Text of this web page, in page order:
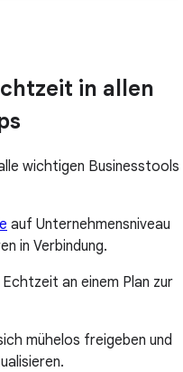
in allen
wichtigen Businesstools
auf Unternehmensniveau
in Verbindung.
Echtzeit an einem Plan zur
mühelos freigeben und